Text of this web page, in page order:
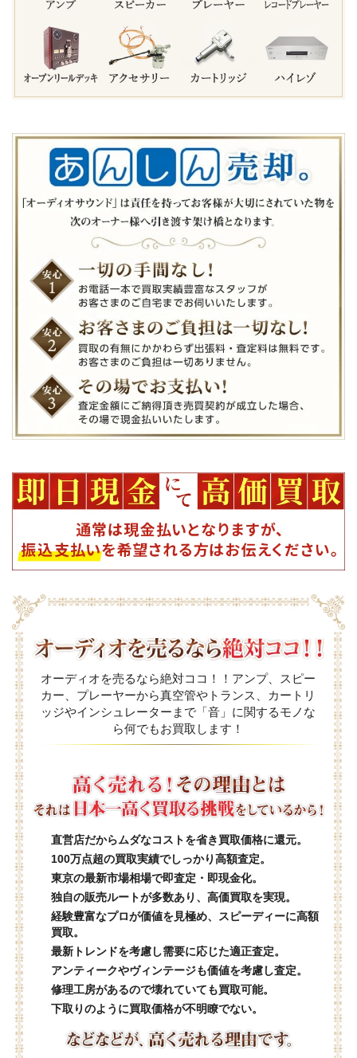
オーディオを売るなら絶対ココ！！アンプ、スピー
カー、プレーヤーから真空管やトランス、カートリ
ッジやインシュレーターまで「音」に関するモノな
ら何でもお買取します！
直営店だからムダなコストを省き買取価格に還元。
100万点超の買取実績でしっかり高額査定。
東京の最新市場相場で即査定・即現金化。
独自の販売ルートが多数あり、高価買取を実現。
経験豊富なプロが価値を見極め、スピーディーに高額
買取。
最新トレンドを考慮し需要に応じた適正査定。
アンティークやヴィンテージも価値を考慮し査定。
修理工房があるので壊れていても買取可能。
下取りのように買取価格が不明瞭でない。